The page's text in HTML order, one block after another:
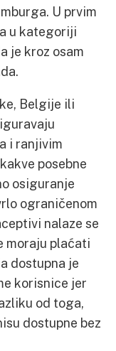
U prvim
u kategoriji
je kroz osam
Belgije ili
i ranjivim
posebne
osiguranje
ograničenom
nalaze se
moraju plaćati
dostupna je
korisnice jer
od toga,
dostupne bez